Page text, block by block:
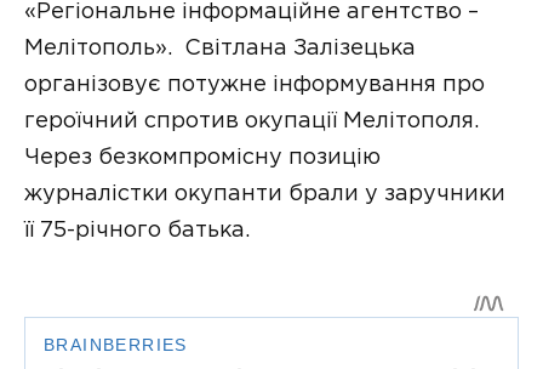
«Регіональне інформаційне агентство –
Мелітополь». Світлана Залізецька
організовує потужне інформування про
героїчний спротив окупації Мелітополя.
Через безкомпромісну позицію
журналістки окупанти брали у заручники
її 75-річного батька.